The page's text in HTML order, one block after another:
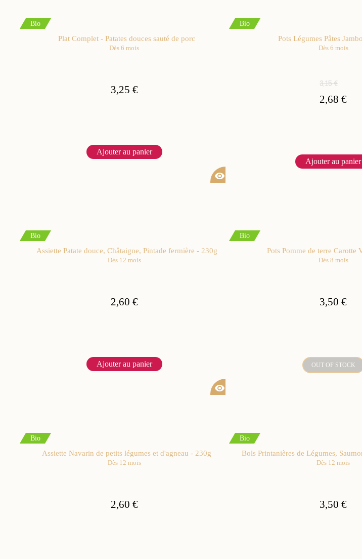
Bio
Plat Complet - Patates douces sauté de porc
Dès 6 mois
3,25 €
Ajouter au panier
visibility
Bio
Pots Légumes Pâtes
Dès 6 mois
3,15 €
2,68 €
Ajouter au panier
Bio
Assiette Patate douce, Châtaigne, Pintade fermière - 230g
Dès 12 mois
2,60 €
Ajouter au panier
visibility
Bio
Pots Pomme de terre Carotte
Dès 8 mois
3,50 €
OUT OF STOCK
Bio
Assiette Navarin de petits légumes et d'agneau - 230g
Dès 12 mois
2,60 €
Bio
Bols Printanières de Légumes,
Dès 12 mois
3,50 €